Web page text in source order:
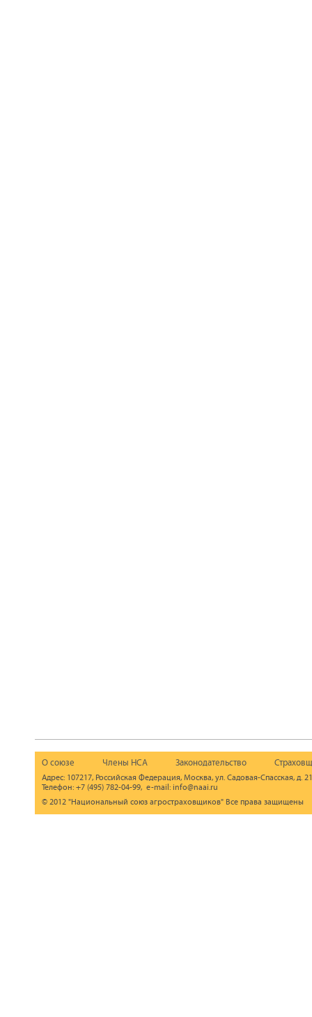
О союзе Члены НСА Законодательство
Адрес: 107217, Российская Федерация, Москва, ул. Садовая-Спасская, д.
Телефон: +7 (495) 782-04-99, e-mail: info@naai.ru
© 2012 "Национальный союз агростраховщиков" Все права защищены